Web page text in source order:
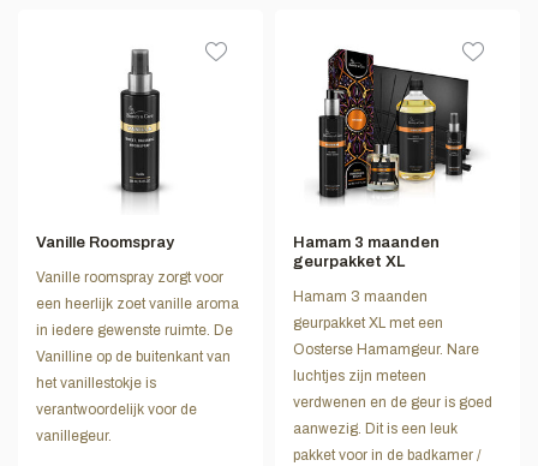
Vanille Roomspray
Vanille roomspray zorgt voor
een heerlijk zoet vanille aroma
in iedere gewenste ruimte. De
Vanilline op de buitenkant van
het vanillestokje is
verantwoordelijk voor de
vanillegeur.
Hamam 3 maanden
geurpakket XL
Hamam 3 maanden
geurpakket XL met een
Oosterse Hamamgeur. Nare
luchtjes zijn meteen
verdwenen en de geur is goed
aanwezig. Dit is een leuk
pakket voor in de badkamer /